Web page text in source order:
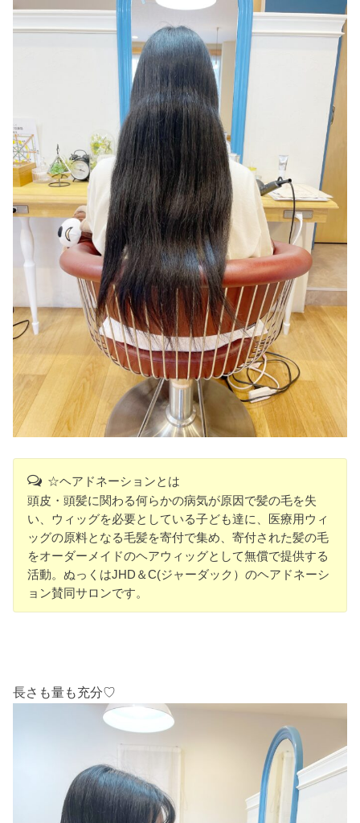
☆ヘアドネーションとは
頭皮・頭髪に関わる何らかの病気が原因で髪の毛を失
い、ウィッグを必要としている子ども達に、医療用ウィ
ッグの原料となる毛髪を寄付で集め、寄付された髪の毛
をオーダーメイドのヘアウィッグとして無償で提供する
活動。ぬっくはJHD＆C(ジャーダック）のヘアドネーシ
ョン賛同サロンです。
長さも量も充分♡